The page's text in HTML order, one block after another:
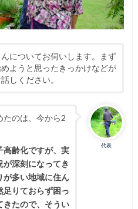
についてお伺いします。まず
ようと思ったきっかけなどが
しください。
代表
たのは、今から2
高齢化ですが、実
深刻になってき
が多い地域に住ん
足りておらず困っ
きたので、そうい